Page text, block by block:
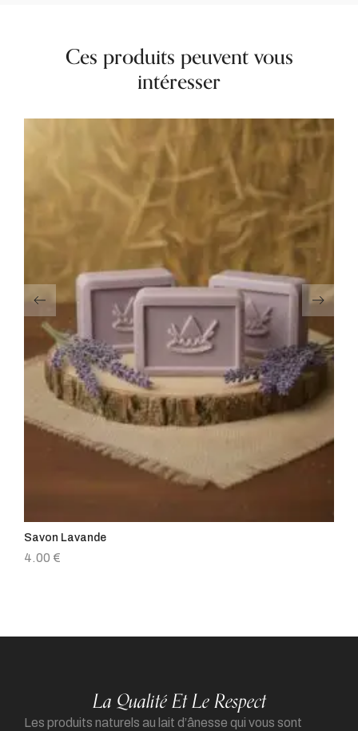
Ces produits peuvent vous
intéresser
Savon Lavande
4.00 €
La Qualité Et Le Respect
Les produits naturels au lait d’ânesse qui vous sont